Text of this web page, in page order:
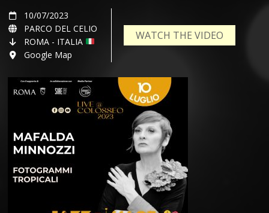
10/07/2023
PARCO DEL CELIO
ROMA - ITALIA
Google Map
WATCH THE VIDEO